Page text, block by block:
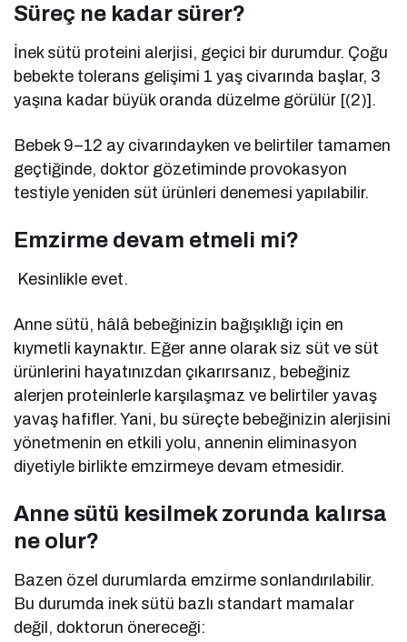
Süreç ne kadar sürer?
İnek sütü proteini alerjisi, geçici bir durumdur. Çoğu
bebekte tolerans gelişimi 1 yaş civarında başlar, 3
yaşına kadar büyük oranda düzelme görülür [(2)].
Bebek 9–12 ay civarındayken ve belirtiler tamamen
geçtiğinde, doktor gözetiminde provokasyon
testiyle yeniden süt ürünleri denemesi yapılabilir.
Emzirme devam etmeli mi?
Kesinlikle evet.
Anne sütü, hâlâ bebeğinizin bağışıklığı için en
kıymetli kaynaktır. Eğer anne olarak siz süt ve süt
ürünlerini hayatınızdan çıkarırsanız, bebeğiniz
alerjen proteinlerle karşılaşmaz ve belirtiler yavaş
yavaş hafifler. Yani, bu süreçte bebeğinizin alerjisini
yönetmenin en etkili yolu, annenin eliminasyon
diyetiyle birlikte emzirmeye devam etmesidir.
Anne sütü kesilmek zorunda kalırsa
ne olur?
Bazen özel durumlarda emzirme sonlandırılabilir.
Bu durumda inek sütü bazlı standart mamalar
değil, doktorun önereceği: